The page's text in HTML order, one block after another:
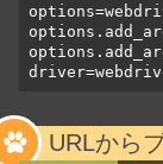
URLから